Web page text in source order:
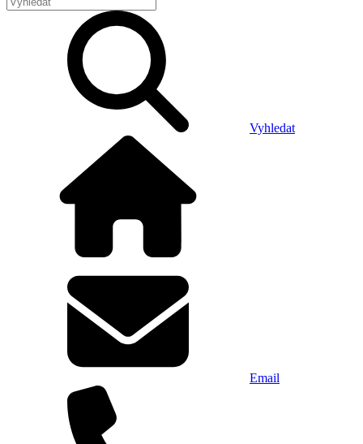
Vyhledat
Email